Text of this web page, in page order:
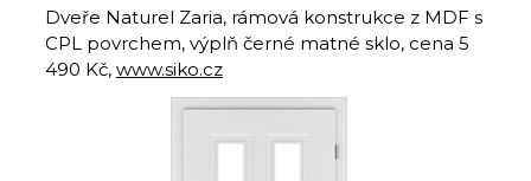
Dveře Naturel Zaria, rámová konstrukce z MDF s
CPL povrchem, výplň černé matné sklo, cena 5
490 Kč, www.siko.cz